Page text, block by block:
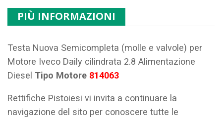
PIÙ INFORMAZIONI
Testa Nuova Semicompleta (molle e valvole) per
Motore Iveco Daily cilindrata 2.8 Alimentazione
Diesel Tipo Motore 814063
Rettifiche Pistoiesi vi invita a continuare la
navigazione del sito per conoscere tutte le